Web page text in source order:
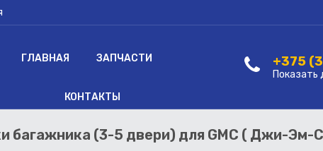
ГЛАВНАЯ ЗАПЧАСТИ
КОНТАКТЫ
+375
Показать
багажника (3-5 двери) для GMC ( Джи-Эм-